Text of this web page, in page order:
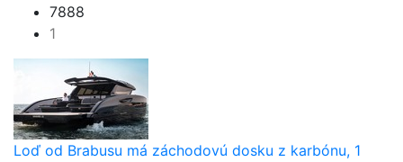
7888
1
Loď od Brabusu má záchodovú dosku z karbónu, 1